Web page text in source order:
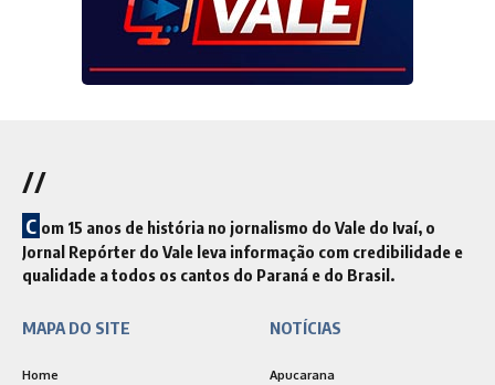
//
C om 15 anos de história no jornalismo do Vale do Ivaí, o
Jornal Repórter do Vale leva informação com credibilidade e
qualidade a todos os cantos do Paraná e do Brasil.
MAPA DO SITE
Home
NOTÍCIAS
Apucarana